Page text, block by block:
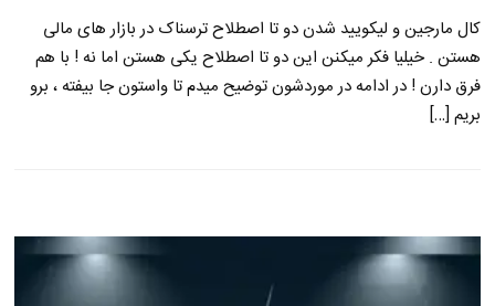
کال مارجین و لیکویید شدن دو تا اصطلاح ترسناک در بازار های مالی
هستن . خیلیا فکر میکنن این دو تا اصطلاح یکی هستن اما نه ! با هم
فرق دارن ! در ادامه در موردشون توضیح میدم تا واستون جا بیفته ، برو
بریم […]